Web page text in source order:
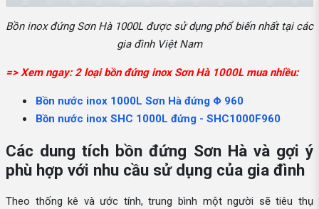
Bồn inox đứng Sơn Hà 1000L được sử dụng phổ biến nhất tại các
gia đình Việt Nam
=> Xem ngay: 2 loại bồn đứng inox Sơn Hà 1000L mua nhiều:
Bồn nước inox 1000L Sơn Hà đứng Φ 960
Bồn nước inox SHC 1000L đứng - SHC1000F960
Các dung tích bồn đứng Sơn Hà và gợi ý
phù hợp với nhu cầu sử dụng của gia đình
Theo thống kê và ước tính, trung bình một người sẽ tiêu thụ